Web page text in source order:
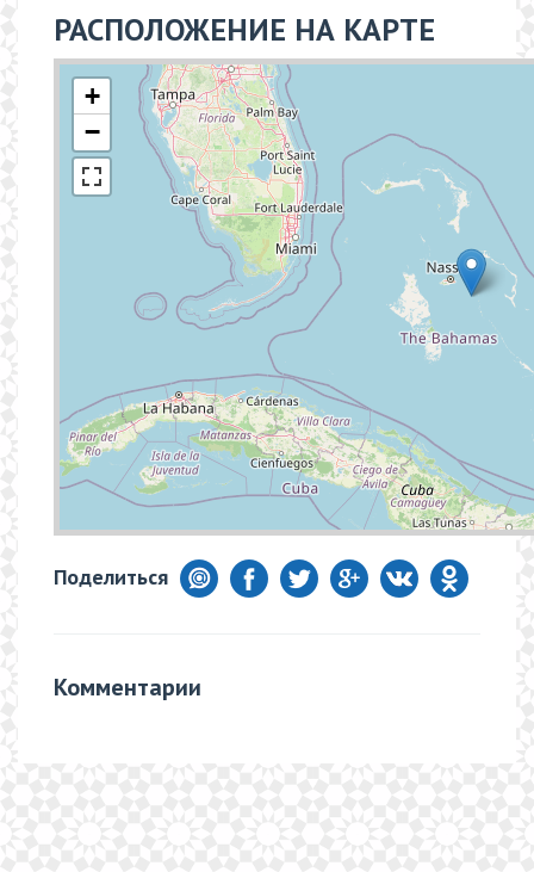
РАСПОЛОЖЕНИЕ НА КАРТЕ
+
−
Поделиться
Комментарии